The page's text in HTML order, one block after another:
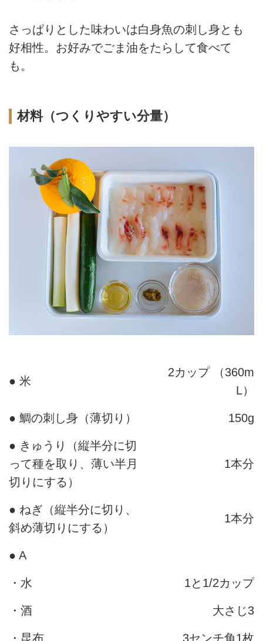
さっぱりとした味わいは白身魚の刺し身とも
好相性。お好みでごま油をたらして食べて
も。
材料（つくりやすい分量）
● 米
2カップ （360m
L）
● 鯛の刺し身（薄切り） 150g
● きゅうり（縦半分に切
って種を取り、薄い半月
切りにする）
1本分
● ねぎ（縦半分に切り、
斜め薄切りにする）
1本分
● A
・水 1と1/2カップ
・酒 大さじ3
・昆布 3センチ角1枚